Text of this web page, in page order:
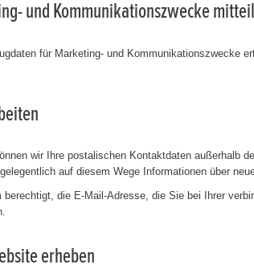
und Kommunikationszwecke
für Marketing- und Kommunikationszwecke
wir Ihre postalischen Kontaktdaten außerhalb
auf diesem Wege Informationen über
die E-Mail-Adresse, die Sie bei Ihrer
erheben